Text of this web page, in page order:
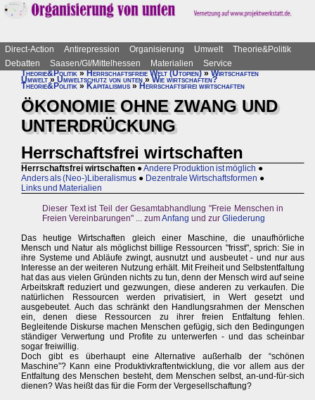
Direct-Action Antirepression Organisierung Umwelt
Theorie&Politik
Debatten
Saasen/GI/Mittelhessen Materialien
Service
Theorie&Politik»Herrschaftsfreie Welt (Utopien)»Wirtschaften
Umwelt » Umweltschutz von unten » Wie wirtschaften?
Theorie&Politik » Kapitalismus » Herrschaftsfrei wirtschaften
ÖKONOMIE OHNE ZWANG UND
UNTERDRÜCKUNG
Herrschaftsfrei wirtschaften
Herrschaftsfrei wirtschaften ●Andere Produktion ist möglich ●
Anders als (Neo-)Liberalismus ● Dezentrale Wirtschaftsformen ●
Links und Materialien
Dieser Text ist Teil der Gesamtabhandlung "Freie Menschen in
Freien Vereinbarungen" ... zumAnfang und zur Gliederung
Das heutige Wirtschaften gleich einer Maschine, die unaufhörliche
Mensch und Natur als möglichst billige Ressourcen "frisst", sprich: Sie in
ihre Systeme und Abläufe zwingt, ausnutzt und ausbeutet - und nur aus
Interesse an der weiteren Nutzung erhält. Mit Freiheit und Selbstentfaltung
hat das aus vielen Gründen nichts zu tun, denn der Mensch wird auf seine
Arbeitskraft reduziert und gezwungen, diese anderen zu verkaufen. Die
natürlichen Ressourcen werden privatisiert, in Wert gesetzt und
ausgebeutet. Auch das schränkt den Handlungsrahmen der Menschen
ein, denen diese Ressourcen zu ihrer freien Entfaltung fehlen.
Begleitende Diskurse machen Menschen gefügig, sich den Bedingungen
ständiger Verwertung und Profite zu unterwerfen - und das scheinbar
sogar freiwillig.
Doch gibt es überhaupt eine Alternative außerhalb der “schönen
Maschine”? Kann eine Produktivkraftentwicklung, die vor allem aus der
Entfaltung des Menschen besteht, dem Menschen selbst, an-und-für-sich
dienen? Was heißt das für die Form der Vergesellschaftung?